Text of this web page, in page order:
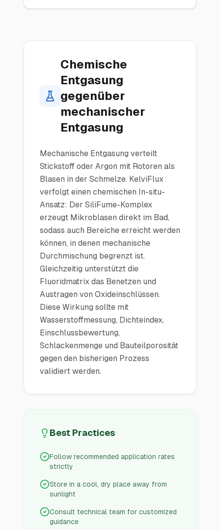
Chemische
Entgasung
gegenüber
mechanischer
Entgasung
Mechanische Entgasung verteilt
Stickstoff oder Argon mit Rotoren als
Blasen in der Schmelze. KelviFlux
verfolgt einen chemischen In-situ-
Ansatz: Der SiliFume-Komplex
erzeugt Mikroblasen direkt im Bad,
sodass auch Bereiche erreicht werden
können, in denen mechanische
Durchmischung begrenzt ist.
Gleichzeitig unterstützt die
Fluoridmatrix das Benetzen und
Austragen von Oxideinschlüssen.
Diese Wirkung sollte mit
Wasserstoffmessung, Dichteindex,
Einschlussbewertung,
Schlackenmenge und Bauteilporosität
gegen den bisherigen Prozess
validiert werden.
Best Practices
Follow recommended application rates
strictly
Store in a cool, dry place away from
sunlight
Consult technical team for customized
guidance